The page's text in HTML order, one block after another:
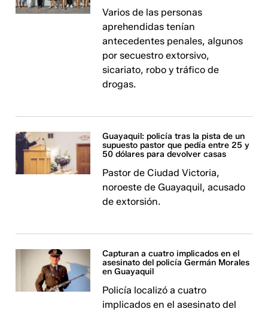
Varios de las personas
aprehendidas tenían
antecedentes penales, algunos
por secuestro extorsivo,
sicariato, robo y tráfico de
drogas.
Guayaquil: policía tras la pista de un
supuesto pastor que pedía entre 25 y
50 dólares para devolver casas
Pastor de Ciudad Victoria,
noroeste de Guayaquil, acusado
de extorsión.
Capturan a cuatro implicados en el
asesinato del policía Germán Morales
en Guayaquil
Policía localizó a cuatro
implicados en el asesinato del